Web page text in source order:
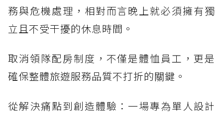
務與危機處理，相對而言晚上就必須擁有獨
立且不受干擾的休息時間。
取消領隊配房制度，不僅是體恤員工，更是
確保整體旅遊服務品質不打折的關鍵。
從解決痛點到創造體驗：一場專為單人設計